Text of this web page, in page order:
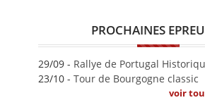
PROCHAINES
29/09 - Rallye de Portugal
23/10 - Tour de Bourgogne classic
voir